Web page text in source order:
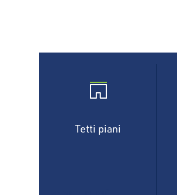
Tetti piani